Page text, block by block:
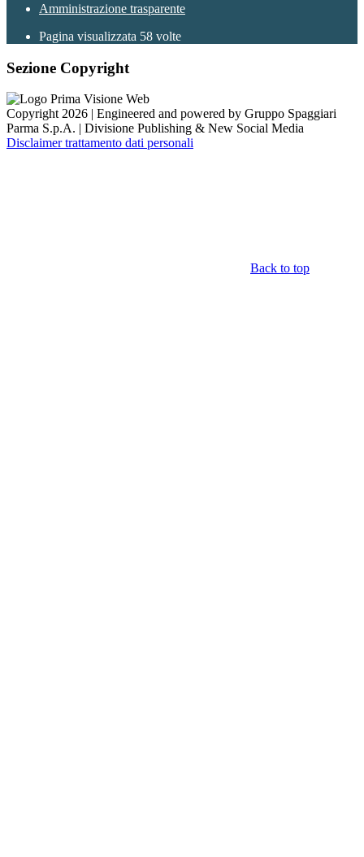
Amministrazione trasparente
Pagina visualizzata 58 volte
Sezione Copyright
Copyright 2026 | Engineered and powered by Gruppo Spaggiari
Parma S.p.A. | Divisione Publishing & New Social Media
Disclaimer trattamento dati personali
Back to top